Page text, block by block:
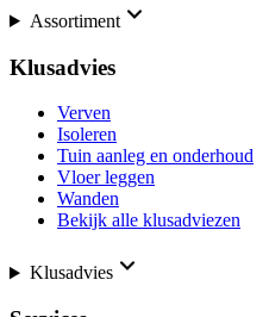
Assortiment
Klusadvies
Verven
Isoleren
Tuin aanleg en onderhoud
Vloer leggen
Wanden
Bekijk alle klusadviezen
Klusadvies